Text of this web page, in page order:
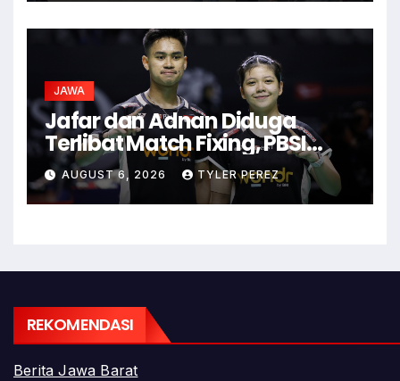
JAWA
Jafar dan Adnan Diduga
Terlibat Match Fixing, PBSI
Langsung Ubah Komposisi
Ganda Campuran
AUGUST 6, 2026 TYLER PEREZ
REKOMENDASI
Berita Jawa Barat